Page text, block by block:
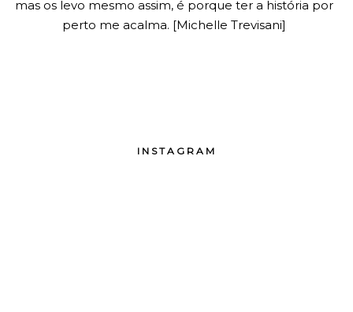
mas os levo mesmo assim, é porque ter a história por
perto me acalma. [Michelle Trevisani]
INSTAGRAM